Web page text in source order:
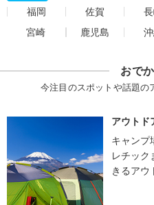
福岡
佐賀
宮崎
鹿児島
おで
今注目のスポットや話題の
アウトド
キャンプ
レチック
きるアウ